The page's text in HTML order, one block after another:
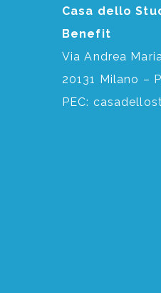
Casa dello
Benefit
Via Andrea
20131 Milano –
PEC: